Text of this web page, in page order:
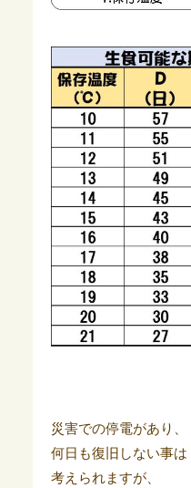
災害での停電があり、
何日も復旧しない事は
考えられますが、